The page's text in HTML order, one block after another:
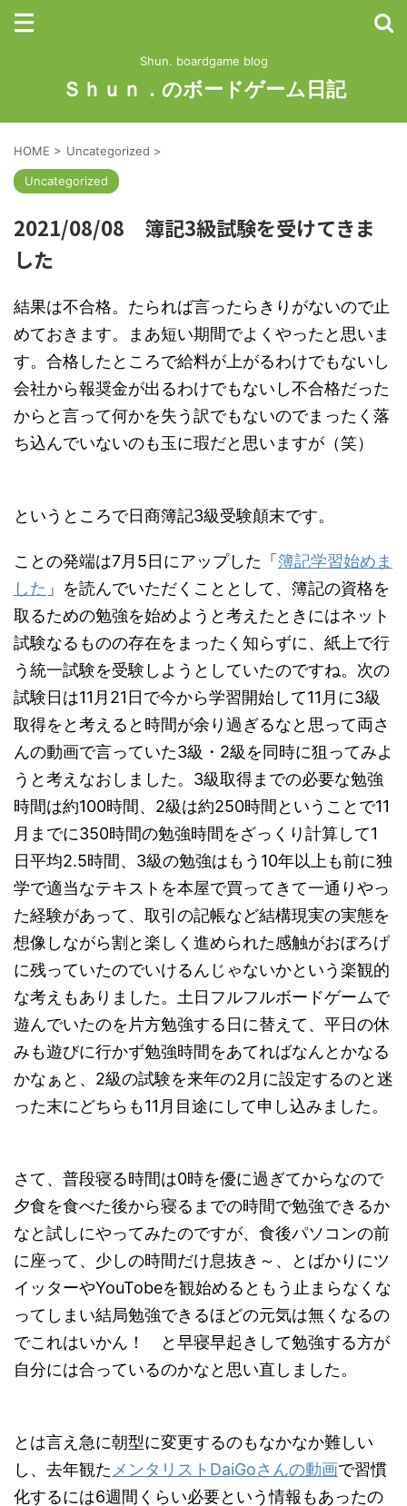
Shun. boardgame blog
Ｓｈｕｎ．のボードゲーム日記
HOME > Uncategorized >
Uncategorized
2021/08/08 簿記3級試験を受けてきま
した
結果は不合格。たられば言ったらきりがないので止
めておきます。まあ短い期間でよくやったと思いま
す。合格したところで給料が上がるわけでもないし
会社から報奨金が出るわけでもないし不合格だった
からと言って何かを失う訳でもないのでまったく落
ち込んでいないのも玉に瑕だと思いますが（笑）
というところで日商簿記3級受験顛末です。
ことの発端は7月5日にアップした「 簿記学習始めま
した 」を読んでいただくこととして、簿記の資格を
取るための勉強を始めようと考えたときにはネット
試験なるものの存在をまったく知らずに、紙上で行
う統一試験を受験しようとしていたのですね。次の
試験日は11月21日で今から学習開始して11月に3級
取得をと考えると時間が余り過ぎるなと思って両さ
んの動画で言っていた3級・2級を同時に狙ってみよ
うと考えなおしました。3級取得までの必要な勉強
時間は約100時間、2級は約250時間ということで11
月までに350時間の勉強時間をざっくり計算して1
日平均2.5時間、3級の勉強はもう10年以上も前に独
学で適当なテキストを本屋で買ってきて一通りやっ
た経験があって、取引の記帳など結構現実の実態を
想像しながら割と楽しく進められた感触がおぼろげ
に残っていたのでいけるんじゃないかという楽観的
な考えもありました。土日フルフルボードゲームで
遊んでいたのを片方勉強する日に替えて、平日の休
みも遊びに行かず勉強時間をあてればなんとかなる
かなぁと、2級の試験を来年の2月に設定するのと迷
った末にどちらも11月目途にして申し込みました。
さて、普段寝る時間は0時を優に過ぎてからなので
夕食を食べた後から寝るまでの時間で勉強できるか
なと試しにやってみたのですが、食後パソコンの前
に座って、少しの時間だけ息抜き～、とばかりにツ
イッターやYouTobeを観始めるともう止まらなくな
ってしまい結局勉強できるほどの元気は無くなるの
でこれはいかん！ と早寝早起きして勉強する方が
自分には合っているのかなと思い直しました。
とは言え急に朝型に変更するのもなかなか難しい
し、去年観た メンタリストDaiGoさんの動画で習慣
化するには6週間くらい必要という情報もあったの